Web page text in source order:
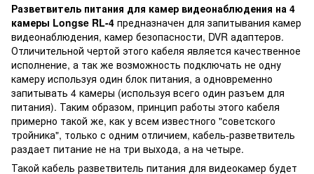
Разветвитель питания для камер видеонаблюдения на 4
камеры Longse RL-4 предназначен для запитывания камер
видеонаблюдения, камер безопасности, DVR адаптеров.
Отличительной чертой этого кабеля является качественное
исполнение, а так же возможность подключать не одну
камеру используя один блок питания, а одновременно
запитывать 4 камеры (используя всего один разъем для
питания). Таким образом, принцип работы этого кабеля
примерно такой же, как у всем известного "советского
тройника", только с одним отличием, кабель-разветвитель
раздает питание не на три выхода, а на четыре.
Такой кабель разветвитель питания для видеокамер будет